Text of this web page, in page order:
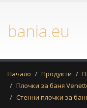
bania.eu
Начало Продукти
Плочки за баня
Стенни плочки за